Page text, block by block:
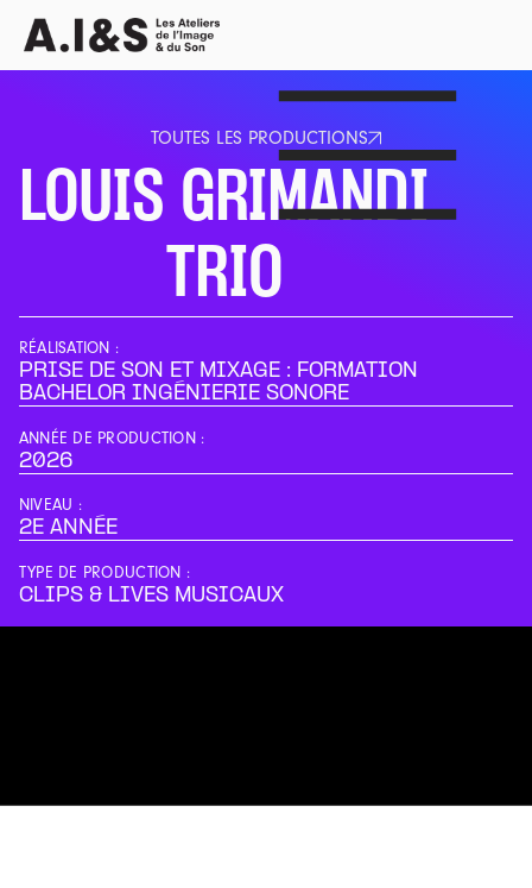
TOUTES LES PRODUCTIONS
TOUTES LES PRODUCTIONS
LOUIS GRIMANDI
TRIO
RÉALISATION :
PRISE DE SON ET MIXAGE : FORMATION
BACHELOR INGÉNIERIE SONORE
ANNÉE DE PRODUCTION :
2026
NIVEAU :
2E ANNÉE
TYPE DE PRODUCTION :
CLIPS & LIVES MUSICAUX